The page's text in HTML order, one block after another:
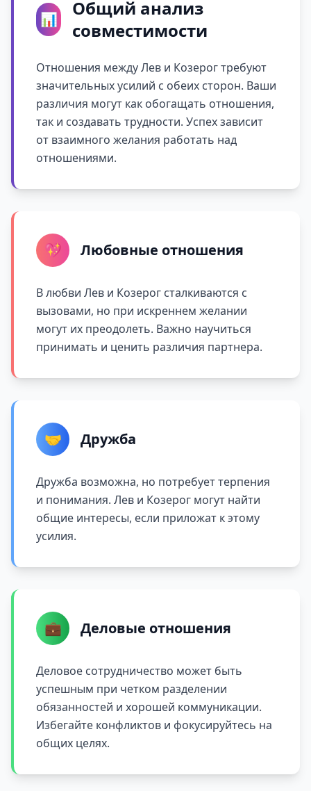
📊
Общий анализ
совместимости
Отношения между Лев и Козерог требуют
значительных усилий с обеих сторон. Ваши
различия могут как обогащать отношения,
так и создавать трудности. Успех зависит
от взаимного желания работать над
отношениями.
💖 Любовные отношения
В любви Лев и Козерог сталкиваются с
вызовами, но при искреннем желании
могут их преодолеть. Важно научиться
принимать и ценить различия партнера.
🤝 Дружба
Дружба возможна, но потребует терпения
и понимания. Лев и Козерог могут найти
общие интересы, если приложат к этому
усилия.
💼 Деловые отношения
Деловое сотрудничество может быть
успешным при четком разделении
обязанностей и хорошей коммуникации.
Избегайте конфликтов и фокусируйтесь на
общих целях.